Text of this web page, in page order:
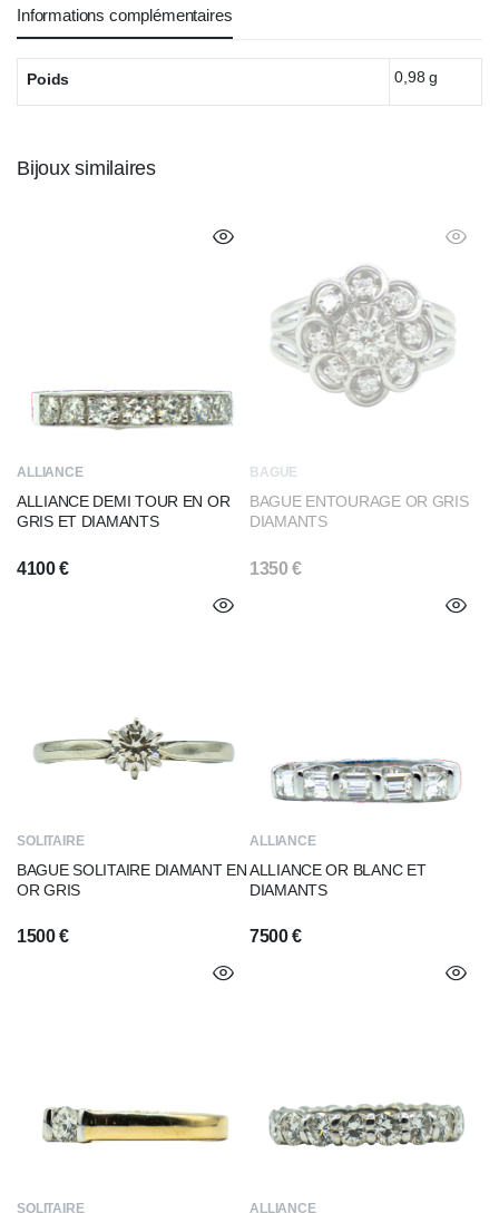
Informations complémentaires
Poids 0,98 g
Bijoux similaires
ALLIANCE
ALLIANCE DEMI TOUR EN OR
GRIS ET DIAMANTS
4100€
BAGUE
BAGUE ENTOURAGE OR GRIS
DIAMANTS
1350€
SOLITAIRE
BAGUE SOLITAIRE DIAMANT EN
OR GRIS
1500€
ALLIANCE
ALLIANCE OR BLANC ET
DIAMANTS
7500€
SOLITAIRE ALLIANCE